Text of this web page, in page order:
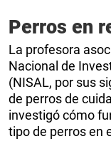
Perros en
La profesora
Nacional de
(NISAL, por sus
de perros de
investigó cómo
tipo de perros en